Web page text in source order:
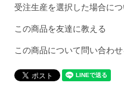
受注生産を選択した場合につ
この商品を友達に教える
この商品について問い合わせ